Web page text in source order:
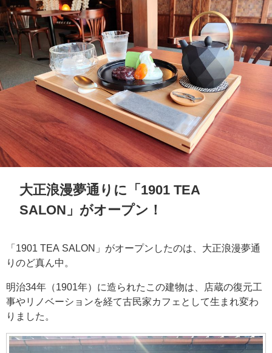
大正浪漫夢通りに「1901 TEA
SALON」がオープン！
「1901 TEA SALON」がオープンしたのは、大正浪漫夢通
りのど真ん中。
明治34年（1901年）に造られたこの建物は、店蔵の復元工
事やリノベーションを経て古民家カフェとして生まれ変わ
りました。